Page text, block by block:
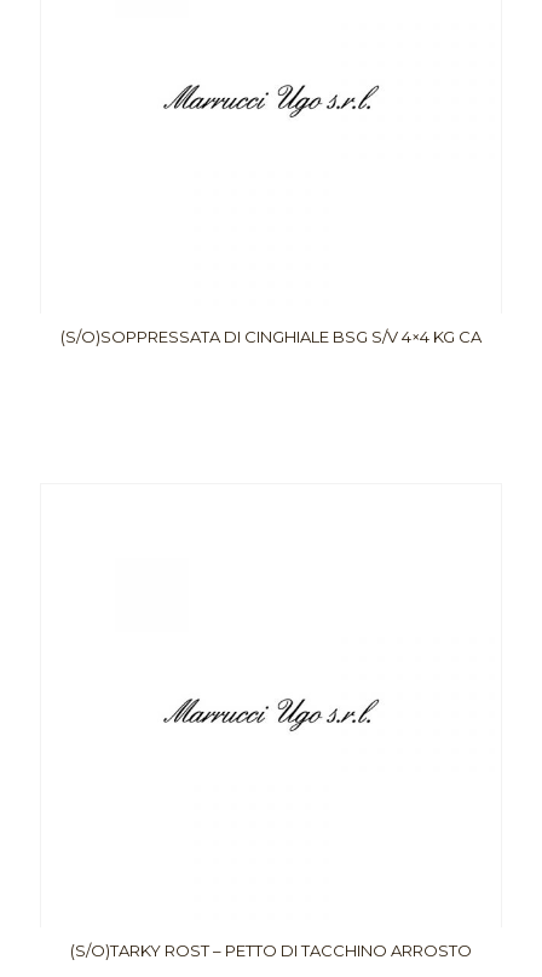
(S/O)SOPPRESSATA DI CINGHIALE BSG S/V 4×4 KG CA
(S/O)TARKY ROST – PETTO DI TACCHINO ARROSTO